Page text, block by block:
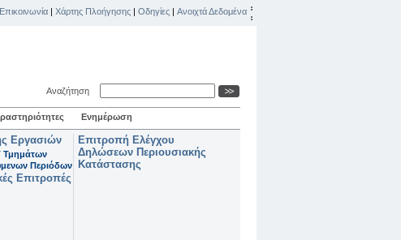
Επικοινωνία | Χάρτης Πλοήγησης | Οδηγίες | Ανοιχτά Δεδομένα
Αναζήτηση
Ενημέρωση
Εργασιών
Τμημάτων
Περιόδων
Επιτροπές
Επιτροπή Ελέγχου
Δηλώσεων Περιουσιακής
Κατάστασης